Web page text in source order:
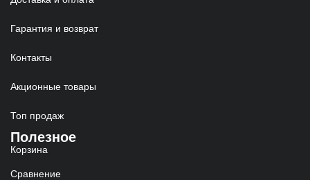
Гарантия и возврат
Контакты
Акционные товары
Топ продаж
Полезное
Корзина
Сравнение